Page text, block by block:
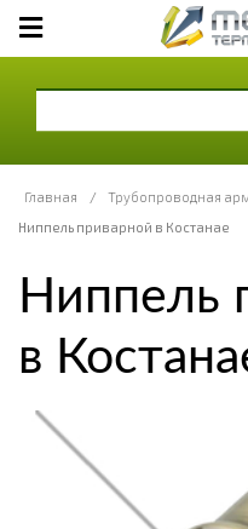
Главная / Трубопроводная
Ниппель приварной в Костанае
Ниппель
в